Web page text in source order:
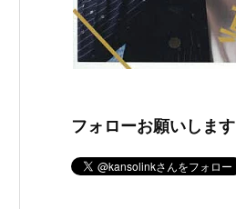
フォローお願いします